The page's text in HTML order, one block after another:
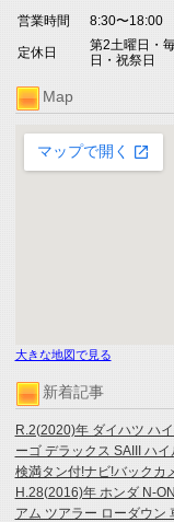
営業時間
8:30〜18:00
定休日
第2土曜日・
日・祝祭日
Map
大きな地図で見る
新着記事
R.2(2020)年 ダイハツ ハ
ーゴ デラックス SAIII ハ
検満タン付!ナビ!バックカ
H.28(2016)年 ホンダ N-
アム ツアラー ローダウン